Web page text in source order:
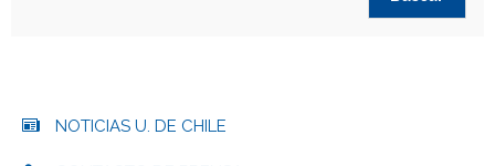
NOTICIAS U. DE CHILE